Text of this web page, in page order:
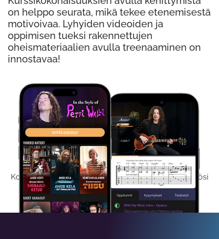
Kokeile Ilmaiseksi
Kokeilemalla ilmaiseksi saat koko sisältömme käyttöösi
viikon ajaksi.
on helppo seurata, mikä tekee etenemisestä
motivoivaa. Lyhyiden videoiden ja
oppimisen tueksi rakennettujen
oheismateriaalien avulla treenaaminen on
innostavaa!